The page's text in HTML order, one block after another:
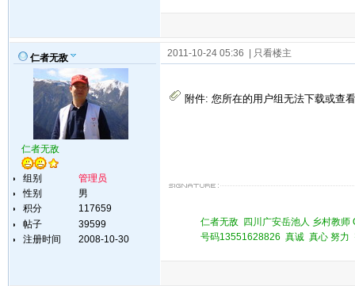
仁者无敌
仁者无敌
组别
管理员
性别
男
积分
117659
帖子
39599
注册时间
2008-10-30
2011-10-24 05:36 | 只看楼主
附件: 您所在的用户组无法下载或查
仁者无敌 四川广安岳池人 乡村教
号码13551628826 真诚 真心 努